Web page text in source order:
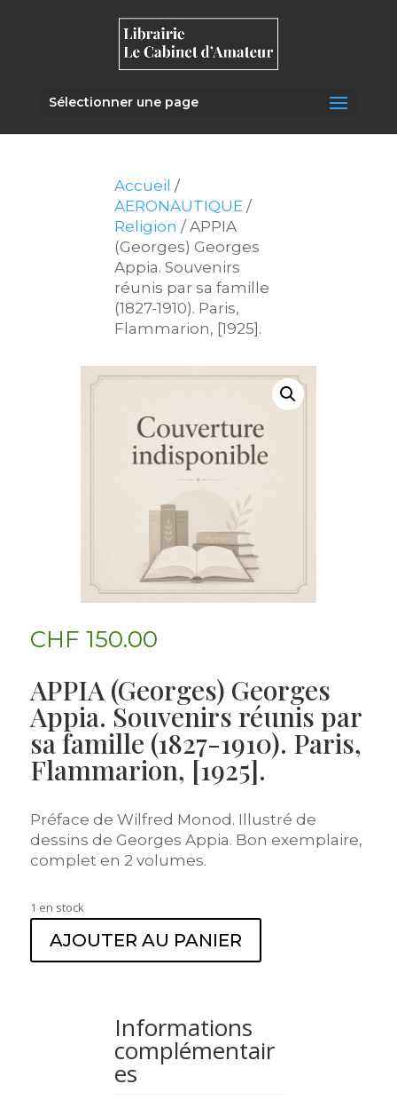
Sélectionner une page
Accueil /
AERONAUTIQUE/
Religion / APPIA
(Georges) Georges
Appia. Souvenirs
réunis par sa famille
(1827-1910). Paris,
Flammarion, [1925].
CHF 150.00
APPIA (Georges) Georges
Appia. Souvenirs réunis par
sa famille (1827-1910). Paris,
Flammarion, [1925].
Préface de Wilfred Monod. Illustré de
dessins de Georges Appia. Bon exemplaire,
complet en 2 volumes.
1 en stock
AJOUTER AU PANIER
Informations
complémentair
es